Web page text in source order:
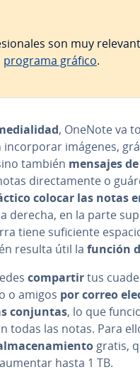
son muy
programa gráfico.
, OneNote va
in­co­r­po­rar imágenes,
también mensajes
di­re­c­ta­me­n­te o
colocar las notas
derecha, en la parte
tiene su­fi­cie­n­te
resulta útil la función
compartirtus
o amigos por correo
conjuntas, lo que
todas las notas. Para
gratis,
hasta 1 TB.